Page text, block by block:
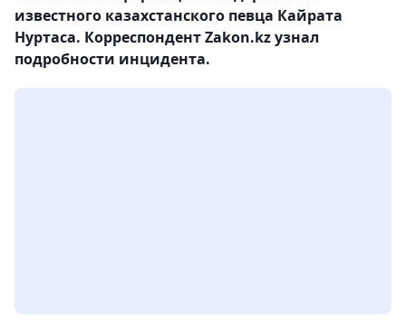
известного казахстанского певца Кайрата
Нуртаса. Корреспондент Zakon.kz узнал
подробности инцидента.